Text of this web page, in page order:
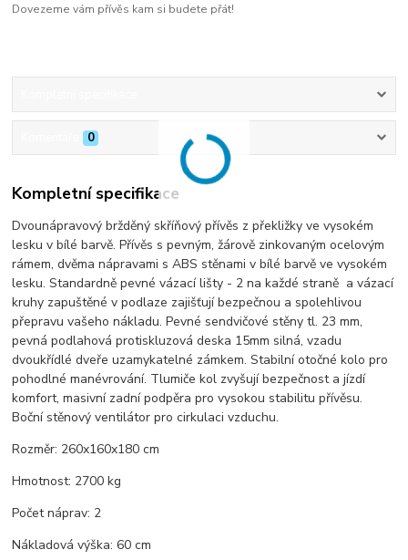
Dovezeme vám přívěs kam si budete přát!
0
Kompletní specifikace
Dvounápravový bržděný skříňový přívěs z překližky ve vysokém
lesku v bílé barvě. Přívěs s pevným, žárově zinkovaným ocelovým
rámem, dvěma nápravami s ABS stěnami v bílé barvě ve vysokém
lesku. Standardně pevné vázací lišty - 2 na každé straně a vázací
kruhy zapuštěné v podlaze zajišťují bezpečnou a spolehlivou
přepravu vašeho nákladu. Pevné sendvičové stěny tl. 23 mm,
pevná podlahová protiskluzová deska 15mm silná, vzadu
dvoukřídlé dveře uzamykatelné zámkem. Stabilní otočné kolo pro
pohodlné manévrování. Tlumiče kol zvyšují bezpečnost a jízdí
komfort, masivní zadní podpěra pro vysokou stabilitu přívěsu.
Boční stěnový ventilátor pro cirkulaci vzduchu.
Rozměr: 260x160x180 cm
Hmotnost: 2700 kg
Počet náprav: 2
Nákladová výška: 60 cm